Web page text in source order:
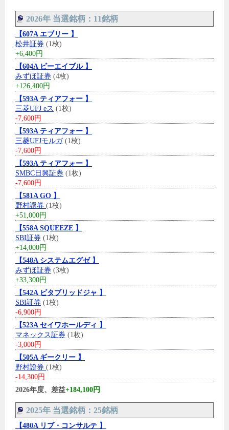
2026年 当選銘柄：11銘柄
【607A エブリー 】
松井証券 (1枚)
+6,400円
【604A ビーエイブル 】
みずほ証券 (4枚)
+126,400円
【593A ティアフォー 】
三菱UFJ eス (1枚)
-7,600円
【593A ティアフォー 】
三菱UFJモルガ(1枚)
-7,600円
【593A ティアフォー 】
SMBC日興証券 (1枚)
-7,600円
【581A GO 】
野村證券 (1枚)
+51,000円
【558A SQUEEZE 】
SBI証券 (1枚)
+14,000円
【548A システムエグゼ 】
みずほ証券 (3枚)
+33,300円
【542A ビタブリッドジャ 】
SBI証券 (1枚)
-6,900円
【523A セイワホールディ 】
マネックス証券 (1枚)
-3,000円
【505A ギークリー 】
野村證券 (1枚)
-14,300円
2026年度、差益+184,100円
2025年 当選銘柄：25銘柄
【480A リブ・コンサルテ 】